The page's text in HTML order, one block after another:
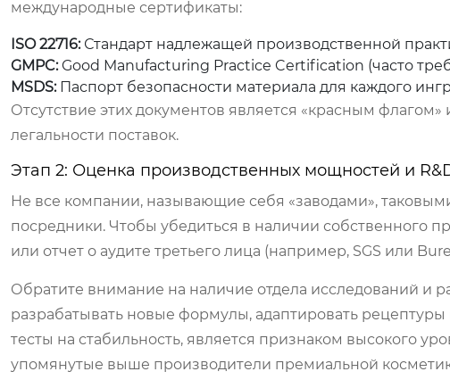
международные сертификаты:
ISO 22716:Стандарт надлежащей производственной
GMPC:Good Manufacturing Practice Certification (часто
MSDS:Паспорт безопасности материала для каждого
Отсутствие этих документов является «красным
легальности поставок.
Этап 2: Оценка производственных мощностей и
Не все компании, называющие себя «заводами»,
посредники. Чтобы убедиться в наличии собственного
или отчет о аудите третьего лица (например, SGS или
Обратите внимание на наличие отдела исследований и
разрабатывать новые формулы, адаптировать
тесты на стабильность, является признаком высокого
упомянутые выше производители премиальной